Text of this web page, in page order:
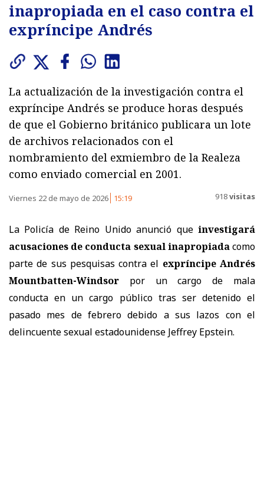
inapropiada en el caso contra el
expríncipe Andrés
La actualización de la investigación contra el
expríncipe Andrés se produce horas después
de que el Gobierno británico publicara un lote
de archivos relacionados con el
nombramiento del exmiembro de la Realeza
como enviado comercial en 2001.
Viernes 22 de mayo de 2026 15:19 918visitas
La Policía de Reino Unido anunció que investigará
acusaciones de conducta sexual inapropiadacomo
parte de sus pesquisas contra el expríncipe Andrés
Mountbatten-Windsor por un cargo de mala
conducta en un cargo público tras ser detenido el
pasado mes de febrero debido a sus lazos con el
delincuente sexual estadounidense Jeffrey Epstein.